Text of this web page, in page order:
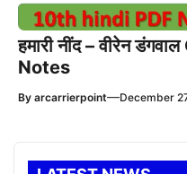
हमारी नींद – वीरेन
Notes
By arcarrierpoint—December